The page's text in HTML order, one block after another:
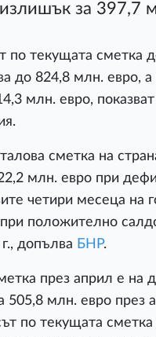
за 397,7
по текущата сметка
до 824,8 млн. евро,
млн. евро,
сметка на
млн. евро при
четири месеца на
положително
допълва БНР.
през април е на
505,8 млн. евро през
по текущата